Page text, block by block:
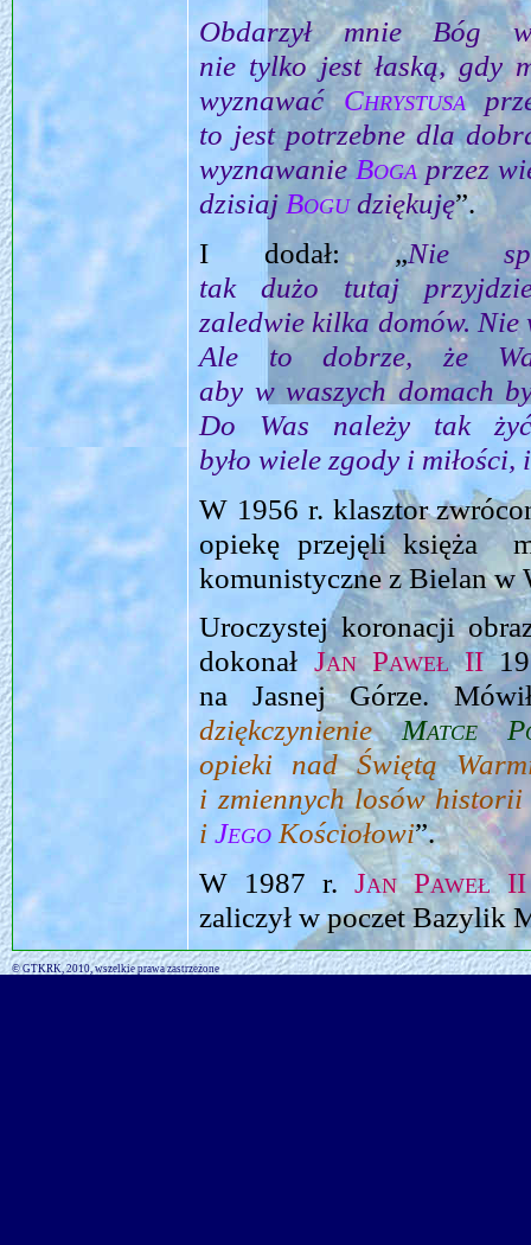
Obdarzył mnie Bóg
nie tylko jest łaską, gdy
wyznawaćChrystusa
to jest potrzebne dla
wyznawanieBogaprzez
dzisiajBogudziękuję”.
I dodał: „Nie
tak dużo tutaj
zaledwie kilka domów. Nie
Ale to dobrze, że
aby w waszych domach
Do Was należy tak
było wiele zgody i
W 1956 r. klasztor
opiekę przejęli księża
komunistyczne z Bielan w
Uroczystej koronacji
dokonałJan Paweł II
na Jasnej Górze.
dziękczynienieMatce
opieki nad Świętą
i zmiennych losów
iJego Kościołowi”.
W 1987 r.Jan Paweł II
zaliczył w poczet Bazylik
© GTKRK, 2010, wszelkie prawa zastrzeżone